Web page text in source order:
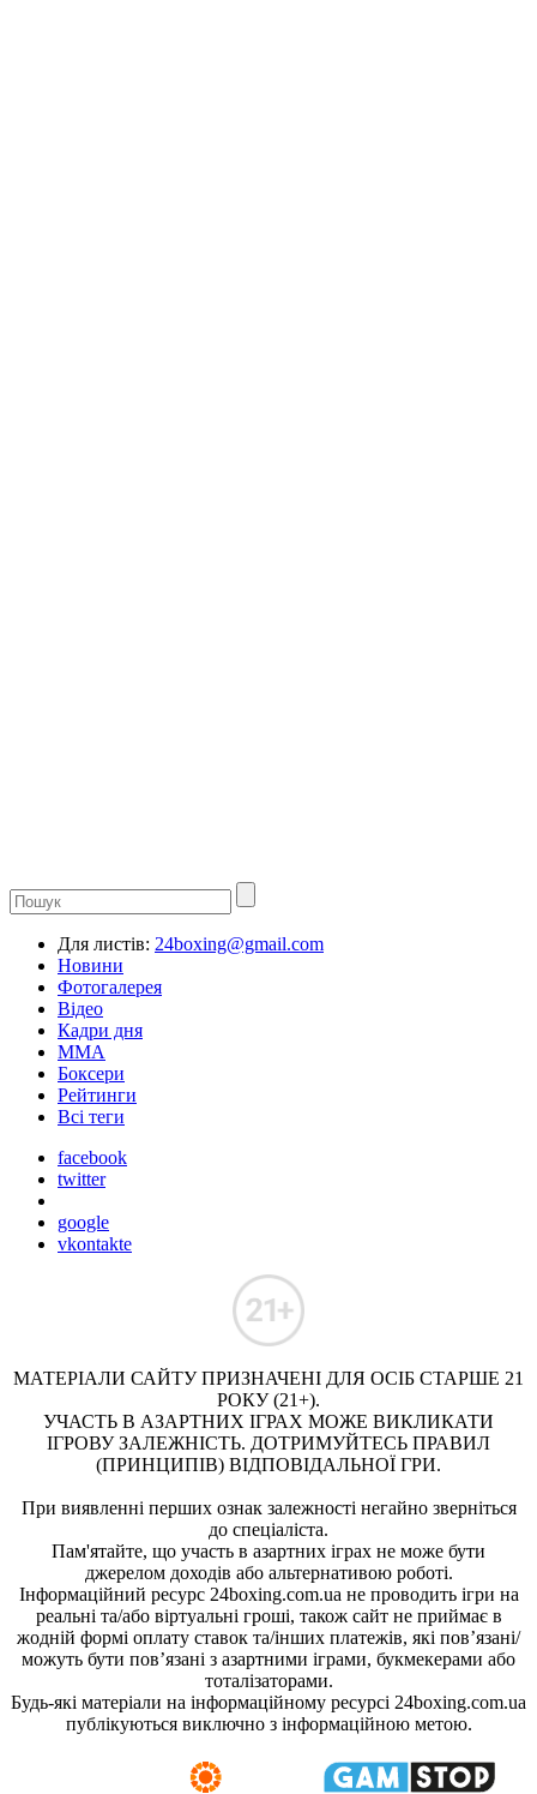
Для листів: 24boxing@gmail.com
Новини
Фотогалерея
Відео
Кадри дня
ММА
Боксери
Рейтинги
Всі теги
facebook
twitter
google
vkontakte
МАТЕРІАЛИ САЙТУ ПРИЗНАЧЕНІ ДЛЯ ОСІБ СТАРШЕ 21
РОКУ (21+).
УЧАСТЬ В АЗАРТНИХ ІГРАХ МОЖЕ ВИКЛИКАТИ
ІГРОВУ ЗАЛЕЖНІСТЬ. ДОТРИМУЙТЕСЬ ПРАВИЛ
(ПРИНЦИПІВ) ВІДПОВІДАЛЬНОЇ ГРИ.
При виявленні перших ознак залежності негайно зверніться
до спеціаліста.
Пам'ятайте, що участь в азартних іграх не може бути
джерелом доходів або альтернативою роботі.
Інформаційний ресурс 24boxing.com.ua не проводить ігри на
реальні та/або віртуальні гроші, також сайт не приймає в
жодній формі оплату ставок та/інших платежів, які пов’язані/
можуть бути пов’язані з азартними іграми, букмекерами або
тоталізаторами.
Будь-які матеріали на інформаційному ресурсі 24boxing.com.ua
публікуються виключно з інформаційною метою.